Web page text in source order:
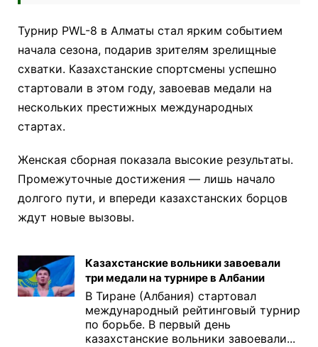
Турнир PWL-8 в Алматы стал ярким событием
начала сезона, подарив зрителям зрелищные
схватки. Казахстанские спортсмены успешно
стартовали в этом году, завоевав медали на
нескольких престижных международных
стартах.
Женская сборная показала высокие результаты.
Промежуточные достижения — лишь начало
долгого пути, и впереди казахстанских борцов
ждут новые вызовы.
Казахстанские вольники завоевали
три медали на турнире в Албании
В Тиране (Албания) стартовал
международный рейтинговый турнир
по борьбе. В первый день
казахстанские вольники завоевали...